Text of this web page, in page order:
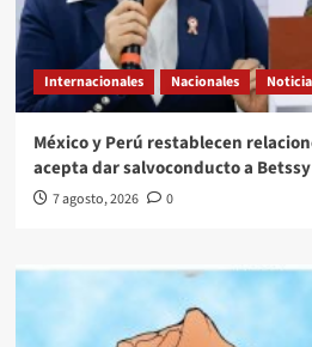
Internacionales Nacionales
México y Perú restablecen
acepta dar salvoconducto a
7 agosto, 2026 0